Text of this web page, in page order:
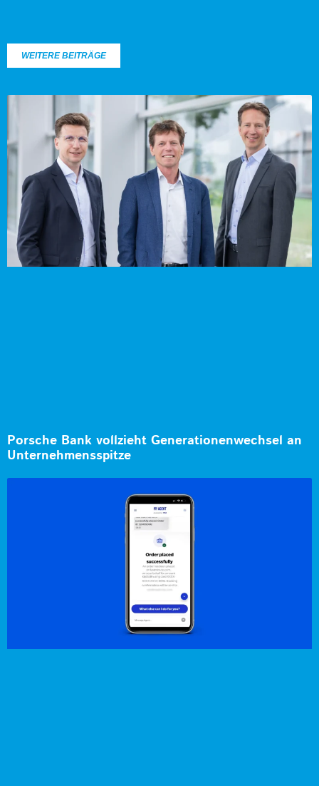
WEITERE BEITRÄGE
Porsche Bank vollzieht Generationenwechsel an
Unternehmensspitze